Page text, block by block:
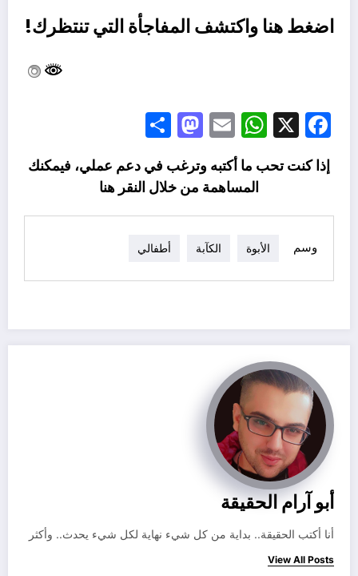
اضغط هنا واكتشف المفاجأة التي تنتظرك!
Facebook
X
WhatsApp
Email
Mastodon
إذا كنت تحب ما أكتبه وترغب في دعم عملي، فيمكنك
المساهمة من خلال النقر هنا
وسم الأبوة الكآبة أطفالي
أبو آرام الحقيقة
أنا أكتب الحقيقة.. بداية من كل شيء نهاية لكل شيء يحدث.. وأكثر
View All Posts